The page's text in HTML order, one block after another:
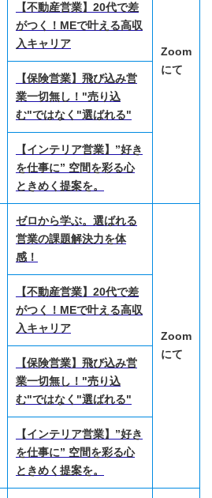
Zoom
にて
【不動産営業】20代で差
がつく！MEで叶える高収
入キャリア
【保険営業】飛び込み営
業一切無し！"売り込
む"ではなく"選ばれる"
【インテリア営業】”好き
を仕事に” 空間を彩る心
ときめく提案を。
ゼロから学ぶ。選ばれる
営業の課題解決力を体
感！
Zoom
にて
【不動産営業】20代で差
がつく！MEで叶える高収
入キャリア
【保険営業】飛び込み営
業一切無し！"売り込
む"ではなく"選ばれる"
【インテリア営業】”好き
を仕事に” 空間を彩る心
ときめく提案を。